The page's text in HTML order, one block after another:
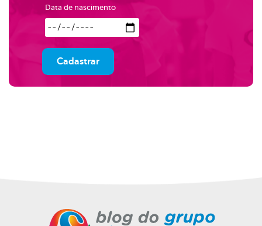
Data de nascimento